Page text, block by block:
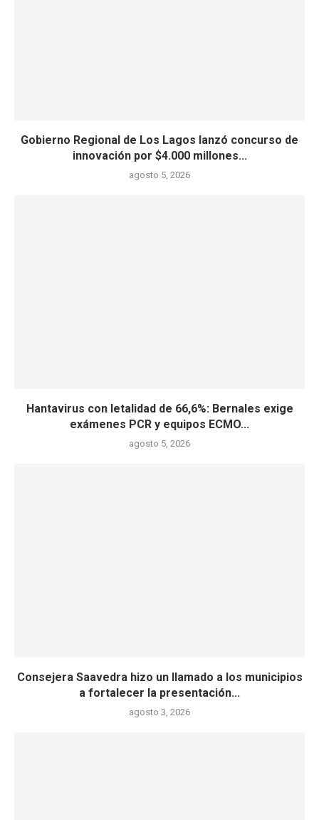
Gobierno Regional de Los Lagos lanzó concurso de
innovación por $4.000 millones...
agosto 5, 2026
Hantavirus con letalidad de 66,6%: Bernales exige
exámenes PCR y equipos ECMO...
agosto 5, 2026
Consejera Saavedra hizo un llamado a los municipios
a fortalecer la presentación...
agosto 3, 2026